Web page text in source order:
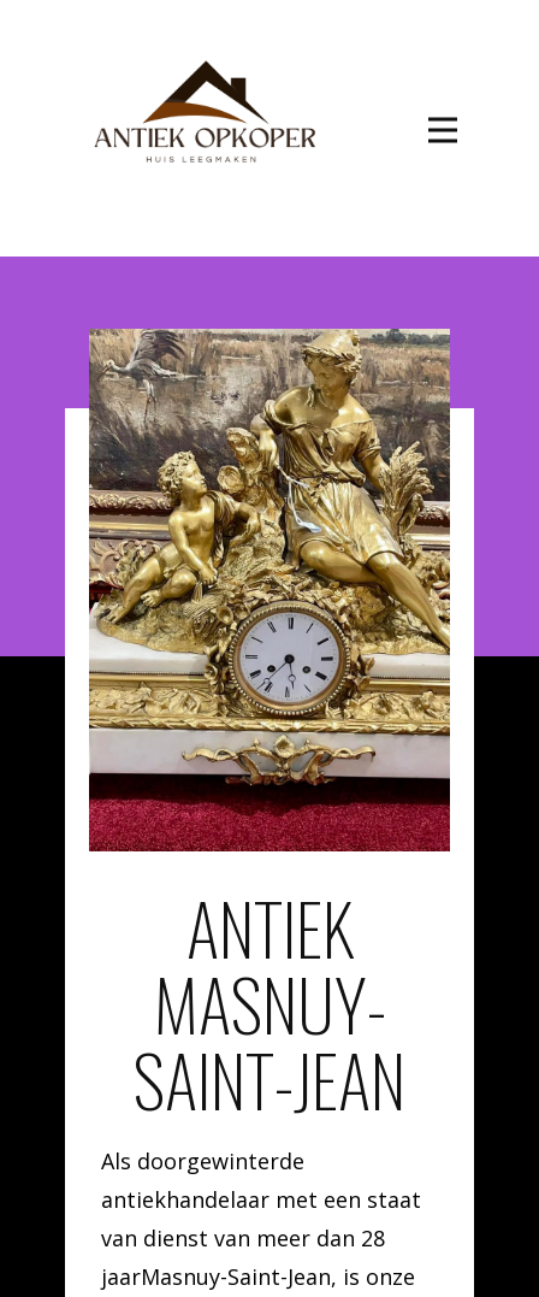
ANTIEK
MASNUY-
SAINT-JEAN
Als doorgewinterde
antiekhandelaar met een staat
van dienst van meer dan 28
jaarMasnuy-Saint-Jean, is onze